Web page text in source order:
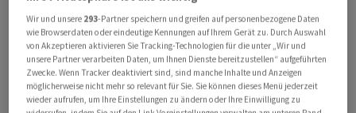
Viele Milka-Tafeln wiegen nur noch 90 statt 100 Gramm,
an der Verpackung hat sich jedoch kaum was geändert.
Die Verbraucherzentrale Hamburg kritisiert, dass
Kunden in die Irre geführt werden und klagte wegen
Wir und unsere 293-Partner speichern und greifen auf personenbezogene Daten
wie Browserdaten oder eindeutige Kennungen auf Ihrem Gerät zu. Durch Auswahl
von Akzeptieren aktivieren Sie Tracking-Technologien für die unter „Wir und
unsere Partner verarbeiten Daten, um Ihnen Dienste bereitzustellen“ aufgeführten
Zwecke. Wenn Tracker deaktiviert sind, sind manche Inhalte und Anzeigen
möglicherweise nicht mehr so relevant für Sie. Sie können dieses Menü jederzeit
wieder aufrufen, um Ihre Einstellungen zu ändern oder Ihre Einwilligung zu